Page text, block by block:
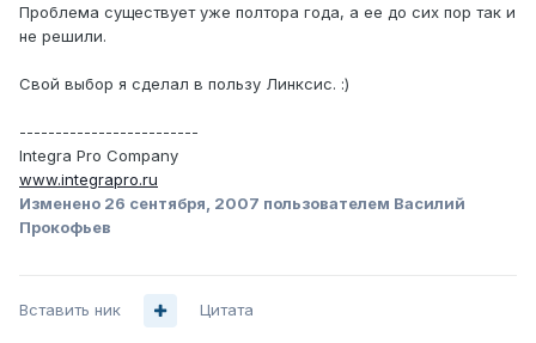
Проблема существует уже полтора года, а ее до сих пор так и
не решили.
Свой выбор я сделал в пользу Линксис. :)
-------------------------
Integra Pro Company
www.integrapro.ru
Изменено 26 сентября, 2007 пользователем Василий
Прокофьев
Вставить ник Цитата